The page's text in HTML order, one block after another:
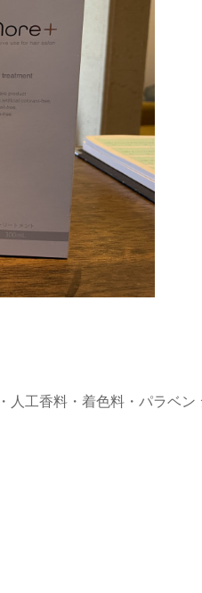
人工香料・着色料・パラベ